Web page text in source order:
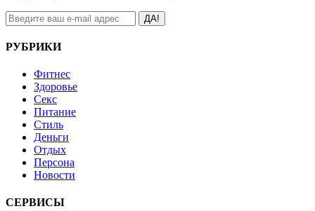
ДА!
РУБРИКИ
Фитнес
Здоровье
Секс
Питание
Стиль
Деньги
Отдых
Персона
Новости
СЕРВИСЫ